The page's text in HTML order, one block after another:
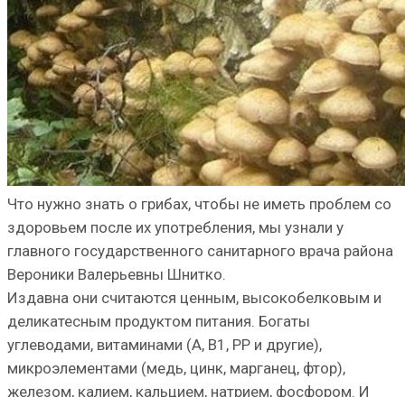
Что нужно знать о грибах, чтобы не иметь проблем со
здоровьем после их употребления, мы узнали у
главного государственного санитарного врача района
Вероники Валерьевны Шнитко.
Издавна они считаются ценным, высокобелковым и
деликатесным продуктом питания. Богаты
углеводами, витаминами (A, B1, PP и другие),
микроэлементами (медь, цинк, марганец, фтор),
железом, калием, кальцием, натрием, фосфором. И